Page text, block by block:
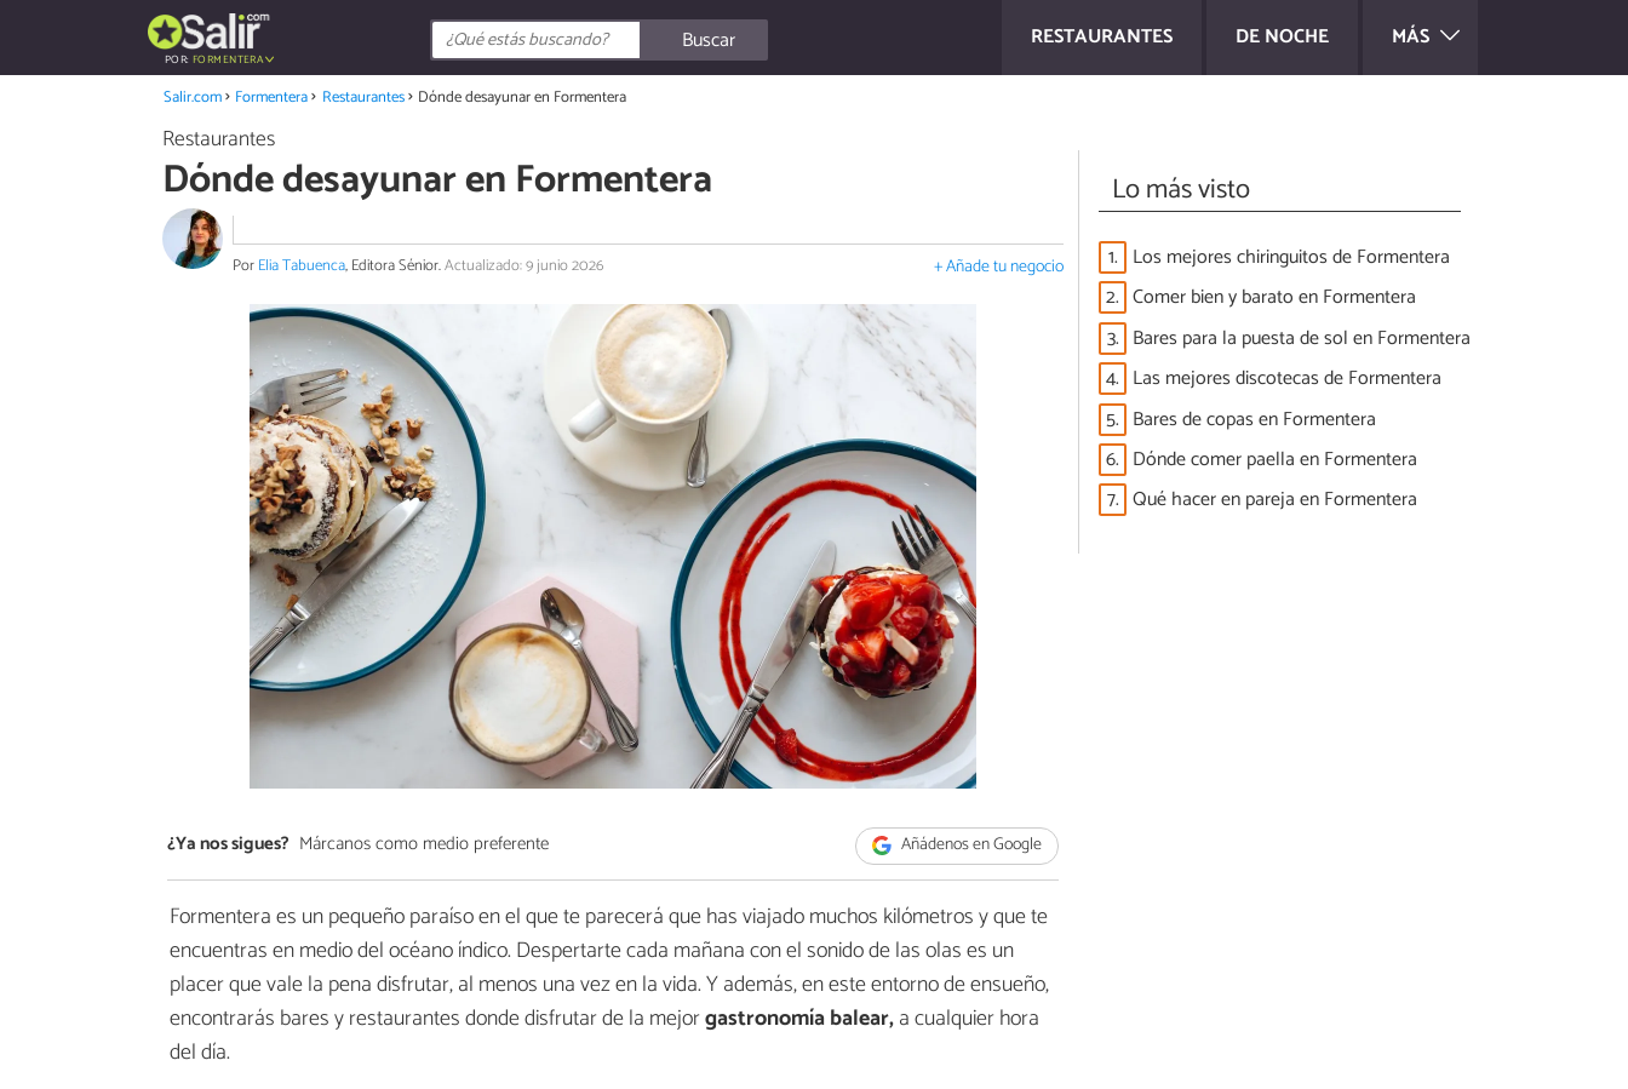
RESTAURANTES DE NOCHE MÁS
POR: FORMENTERA
Buscar
Salir.com Formentera Restaurantes Dónde desayunar en Formentera
Restaurantes
Dónde desayunar en Formentera
PorElia Tabuenca, Editora Sénior.Actualizado: 9 junio 2026 + Añade tu negocio
¿Ya nos sigues? Márcanos como medio preferente Añádenos en Google
Formentera es un pequeño paraíso en el que te parecerá que has viajado muchos kilómetros y que te
encuentras en medio del océano índico. Despertarte cada mañana con el sonido de las olas es un
placer que vale la pena disfrutar, al menos una vez en la vida. Y además, en este entorno de ensueño,
encontrarás bares y restaurantes donde disfrutar de la mejorgastronomía balear,a cualquier hora
del día.
Lo más visto
1. Los mejores chiringuitos de Formentera
2. Comer bien y barato en Formentera
3. Bares para la puesta de sol en Formentera
4. Las mejores discotecas de Formentera
5. Bares de copas en Formentera
6. Dónde comer paella en Formentera
7. Qué hacer en pareja en Formentera